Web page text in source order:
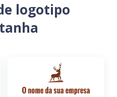
logotipo